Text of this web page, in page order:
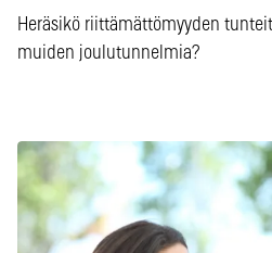
Heräsikö riittämättömyyden
muiden joulutunnelmia?